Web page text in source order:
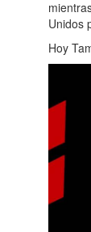
Unidos
Hoy